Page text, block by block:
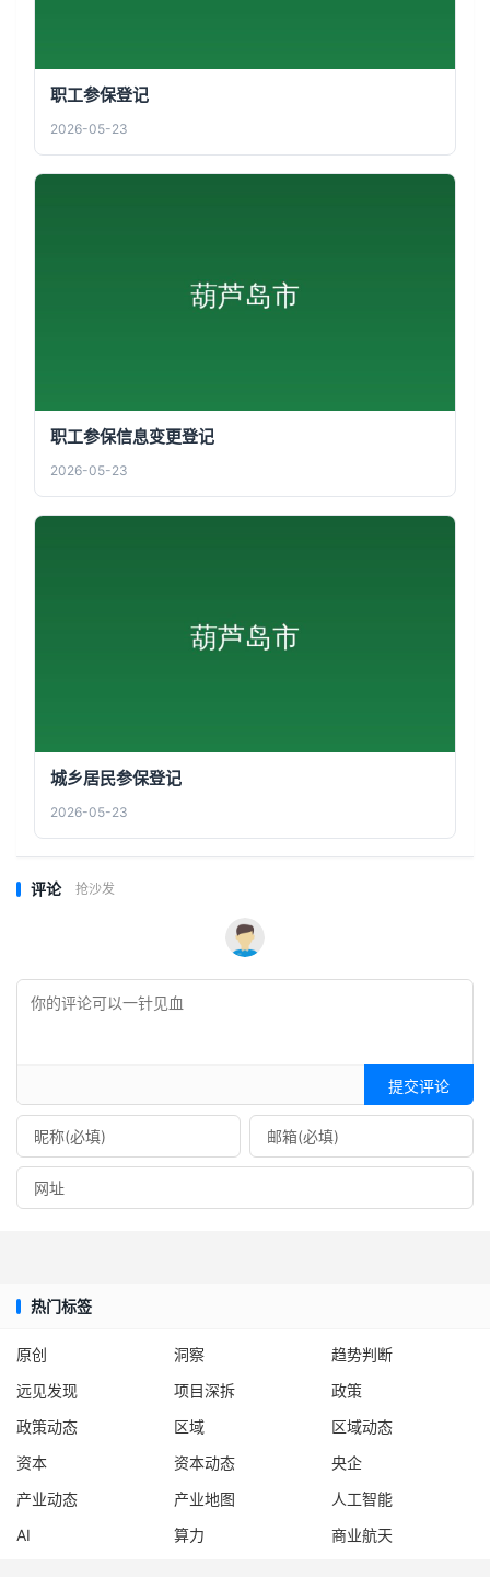
职工参保登记
2026-05-23
职工参保信息变更登记
2026-05-23
城乡居民参保登记
2026-05-23
评论 抢沙发
提交评论
热门标签
原创 洞察
趋势判断
远见发现
项目深拆
政策
政策动态
区域
区域动态
资本
资本动态
央企
产业动态
产业地图
人工智能
AI
算力 商业航天